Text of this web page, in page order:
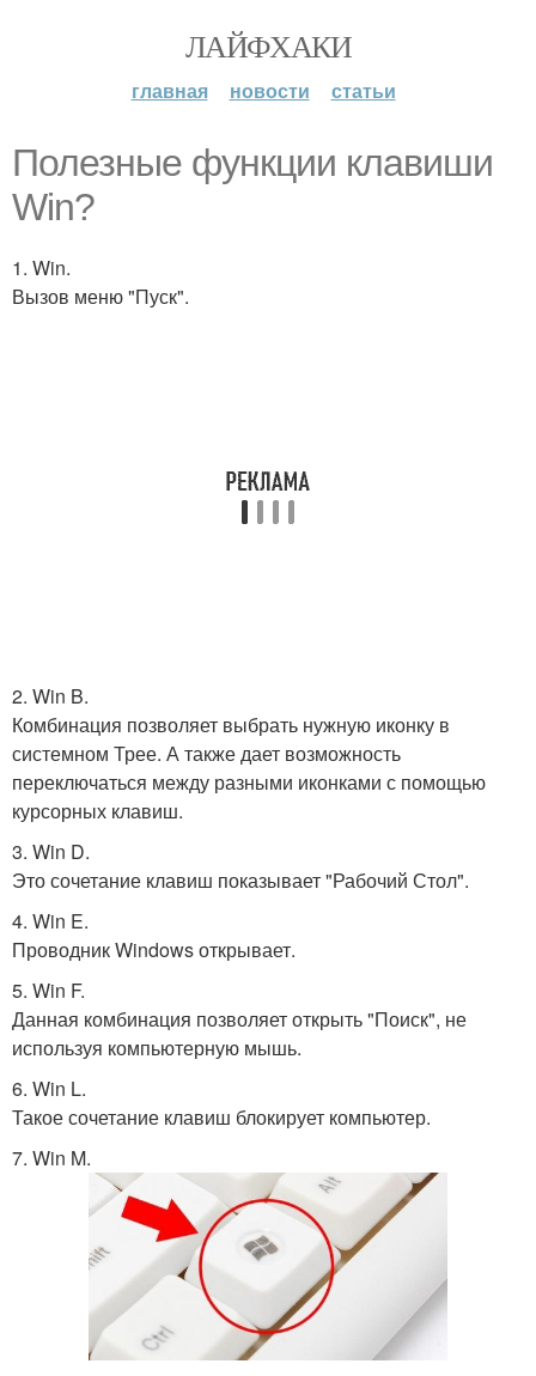
ЛАЙФХАКИ
главная новости статьи
Полезные функции клавиши
Win?
1. Win.
Вызов меню "Пуск".
2. Win B.
Комбинация позволяет выбрать нужную иконку в
системном Трее. А также дает возможность
переключаться между разными иконками с помощью
курсорных клавиш.
3. Win D.
Это сочетание клавиш показывает "Рабочий Стол".
4. Win E.
Проводник Windows открывает.
5. Win F.
Данная комбинация позволяет открыть "Поиск", не
используя компьютерную мышь.
6. Win L.
Такое сочетание клавиш блокирует компьютер.
7. Win M.